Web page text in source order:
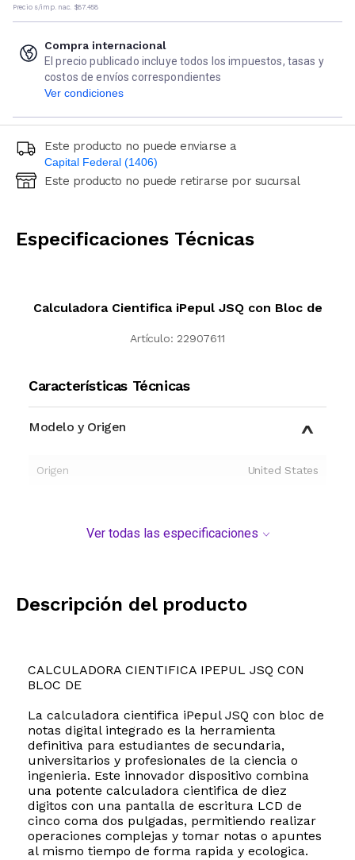
Precio s/imp. nac. $87.458
Compra internacional
El precio publicado incluye todos los impuestos, tasas y
costos de envíos correspondientes
Ver condiciones
Este producto no puede enviarse a
Capital Federal (1406)
Ingresá código postal (sólo números)
Este producto no puede retirarse por sucursal
Especificaciones Técnicas
Calculadora Cientifica iPepul JSQ con Bloc de
Artículo: 22907611
Características Técnicas
Modelo y Origen
Origen United States
Ver todas las especificaciones
Descripción del producto
CALCULADORA CIENTIFICA IPEPUL JSQ CON
BLOC DE
La calculadora cientifica iPepul JSQ con bloc de
notas digital integrado es la herramienta
definitiva para estudiantes de secundaria,
universitarios y profesionales de la ciencia o
ingenieria. Este innovador dispositivo combina
una potente calculadora cientifica de diez
digitos con una pantalla de escritura LCD de
cinco coma dos pulgadas, permitiendo realizar
operaciones complejas y tomar notas o apuntes
al mismo tiempo de forma rapida y ecologica.